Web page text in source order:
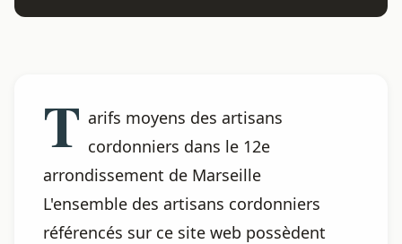
T arifs moyens des artisans
cordonniers dans le 12e
arrondissement de Marseille
L'ensemble des artisans cordonniers
référencés sur ce site web possèdent